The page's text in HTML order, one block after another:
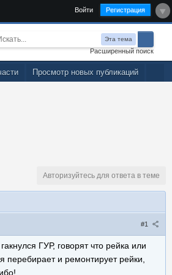
Войти Регистрация
Эта тема
Расширенный поиск
Просмотр новых публикаций
Авторизуйтесь для ответа в теме
#1
ГУР, говорят что рейка или
перебирает и ремонтирует рейки,